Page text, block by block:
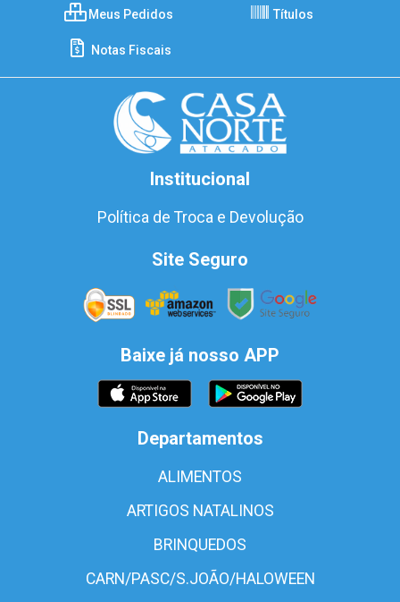
Meus Pedidos Títulos
Notas Fiscais
Institucional
Política de Troca e Devolução
Site Seguro
Baixe já nosso APP
Departamentos
ALIMENTOS
ARTIGOS NATALINOS
BRINQUEDOS
CARN/PASC/S.JOÃO/HALOWEEN